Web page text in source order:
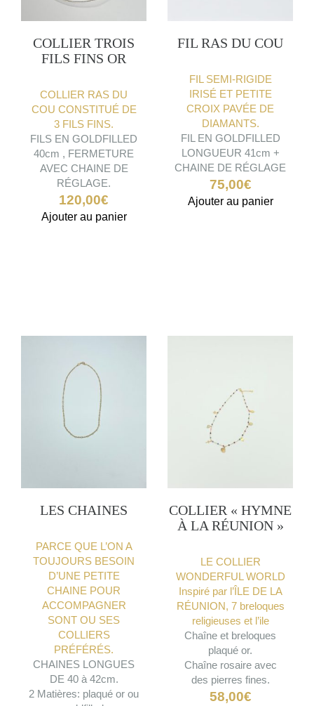
produit
COLLIER TROIS
FILS FINS OR
COLLIER RAS DU
COU CONSTITUÉ DE
3 FILS FINS.
FILS EN GOLDFILLED
40cm , FERMETURE
AVEC CHAINE DE
RÉGLAGE.
120,00€
Ajouter au panier
FIL RAS DU COU
FIL SEMI-RIGIDE
IRISÉ ET PETITE
CROIX PAVÉE DE
DIAMANTS.
FIL EN GOLDFILLED
LONGUEUR 41cm +
CHAINE DE RÉGLAGE
75,00€
Ajouter au panier
LES CHAINES
PARCE QUE L’ON A
TOUJOURS BESOIN
D’UNE PETITE
CHAINE POUR
ACCOMPAGNER
SONT OU SES
COLLIERS
PRÉFÉRÉS.
CHAINES LONGUES
DE 40 à 42cm.
2 Matières: plaqué or ou
COLLIER « HYMNE
À LA RÉUNION »
LE COLLIER
WONDERFUL WORLD
Inspiré par l’ÎLE DE LA
RÉUNION, 7 breloques
religieuses et l’ile
Chaîne et breloques
plaqué or.
Chaîne rosaire avec
des pierres fines.
58,00€